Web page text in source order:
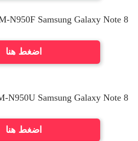
N950F Samsung Galaxy Note 8
اضغط هنا
N950U Samsung Galaxy Note 8
اضغط هنا